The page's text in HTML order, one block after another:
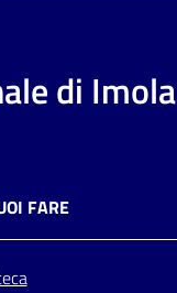
di Imola
FARE